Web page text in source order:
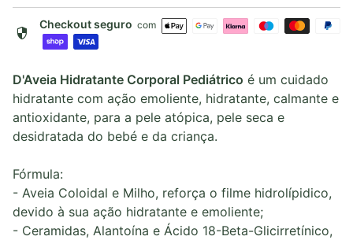
security Checkout seguro com
D'Aveia Hidratante Corporal Pediátrico é um cuidado
hidratante com ação emoliente, hidratante, calmante e
antioxidante, para a pele atópica, pele seca e
desidratada do bebé e da criança.
Fórmula:
- Aveia Coloidal e Milho, reforça o filme hidrolípidico,
devido à sua ação hidratante e emoliente;
- Ceramidas, Alantoína e Ácido 18-Beta-Glicirretínico,